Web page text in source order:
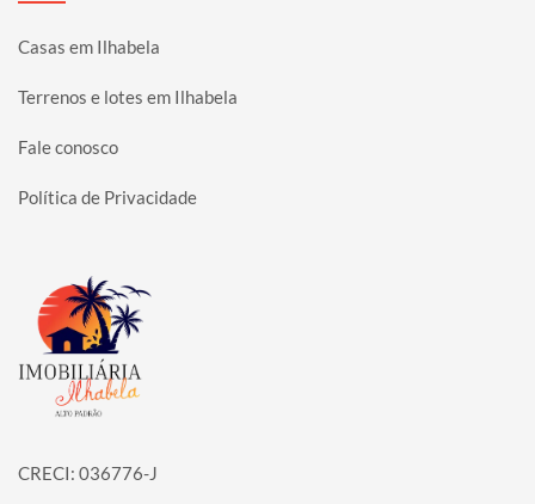
Casas em Ilhabela
Terrenos e lotes em Ilhabela
Fale conosco
Política de Privacidade
Página inicial
CRECI: 036776-J